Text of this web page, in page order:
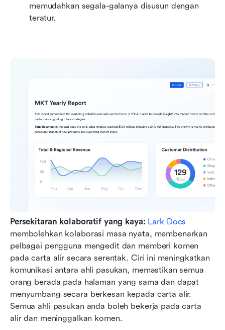
memudahkan segala-galanya disusun dengan
teratur.
Persekitaran kolaboratif yang kaya: Lark Docs
membolehkan kolaborasi masa nyata, membenarkan
pelbagai pengguna mengedit dan memberi komen
pada carta alir secara serentak. Ciri ini meningkatkan
komunikasi antara ahli pasukan, memastikan semua
orang berada pada halaman yang sama dan dapat
menyumbang secara berkesan kepada carta alir.
Semua ahli pasukan anda boleh bekerja pada carta
alir dan meninggalkan komen.